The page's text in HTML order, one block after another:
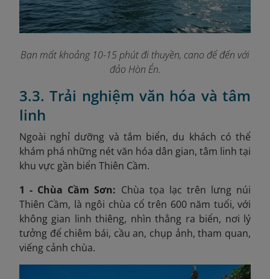
Bạn mất khoảng 10-15 phút đi thuyền, cano để đến với
đảo Hòn Én.
3.3. Trải nghiệm văn hóa và tâm
linh
Ngoài nghỉ dưỡng và tắm biển, du khách có thể
khám phá những nét văn hóa dân gian, tâm linh tại
khu vực gần biển Thiên Cầm.
1 - Chùa Cầm Sơn: Chùa tọa lạc trên lưng núi
Thiên Cầm, là ngôi chùa cổ trên 600 năm tuổi, với
không gian linh thiêng, nhìn thẳng ra biển, nơi lý
tưởng để chiêm bái, cầu an, chụp ảnh, tham quan,
viếng cảnh chùa.